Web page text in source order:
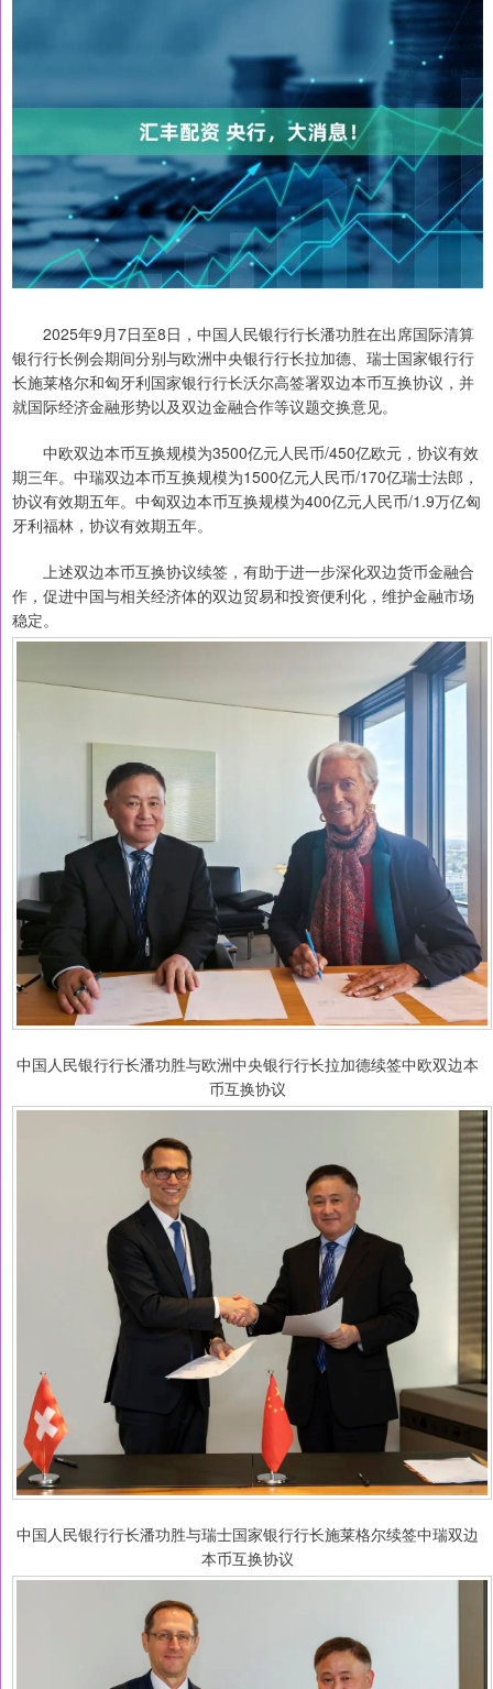
2025年9月7日至8日，中国人民银行行长潘功胜在出席国际清算
银行行长例会期间分别与欧洲中央银行行长拉加德、瑞士国家银行行
长施莱格尔和匈牙利国家银行行长沃尔高签署双边本币互换协议，并
就国际经济金融形势以及双边金融合作等议题交换意见。
中欧双边本币互换规模为3500亿元人民币/450亿欧元，协议有效
期三年。中瑞双边本币互换规模为1500亿元人民币/170亿瑞士法郎，
协议有效期五年。中匈双边本币互换规模为400亿元人民币/1.9万亿匈
牙利福林，协议有效期五年。
上述双边本币互换协议续签，有助于进一步深化双边货币金融合
作，促进中国与相关经济体的双边贸易和投资便利化，维护金融市场
稳定。
中国人民银行行长潘功胜与欧洲中央银行行长拉加德续签中欧双边本
币互换协议
中国人民银行行长潘功胜与瑞士国家银行行长施莱格尔续签中瑞双边
本币互换协议